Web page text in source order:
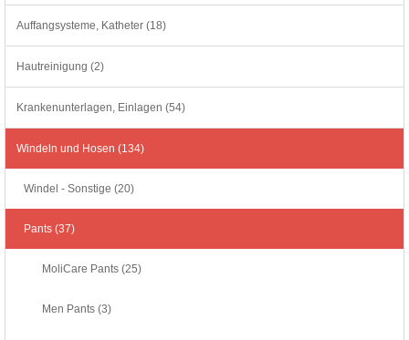
Auffangsysteme, Katheter (18)
Hautreinigung (2)
Krankenunterlagen, Einlagen (54)
Windeln und Hosen (134)
Windel - Sonstige (20)
Pants (37)
MoliCare Pants (25)
Men Pants (3)